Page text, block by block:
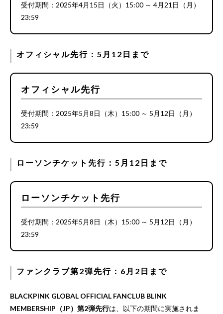
受付期間：2025年4月15日（火）15:00 ～ 4月21日（月）
23:59
オフィシャル先行：5月12日まで
オフィシャル先行
受付期間：2025年5月8日（木）15:00 ～ 5月12日（月）
23:59
ローソンチケット先行：5月12日まで
ローソンチケット先行
受付期間：2025年5月8日（木）15:00 ～ 5月12日（月）
23:59
ファンクラブ第2弾先行：6月2日まで
BLACKPINK GLOBAL OFFICIAL FANCLUB BLINK
MEMBERSHIP（JP）第2弾先行は、以下の期間に実施されま